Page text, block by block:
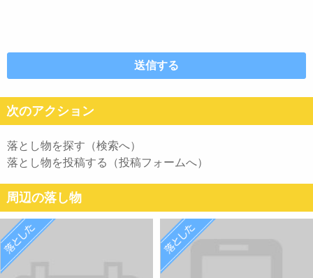
次のアクション
落とし物を探す（検索へ）
落とし物を投稿する（投稿フォームへ）
周辺の落し物